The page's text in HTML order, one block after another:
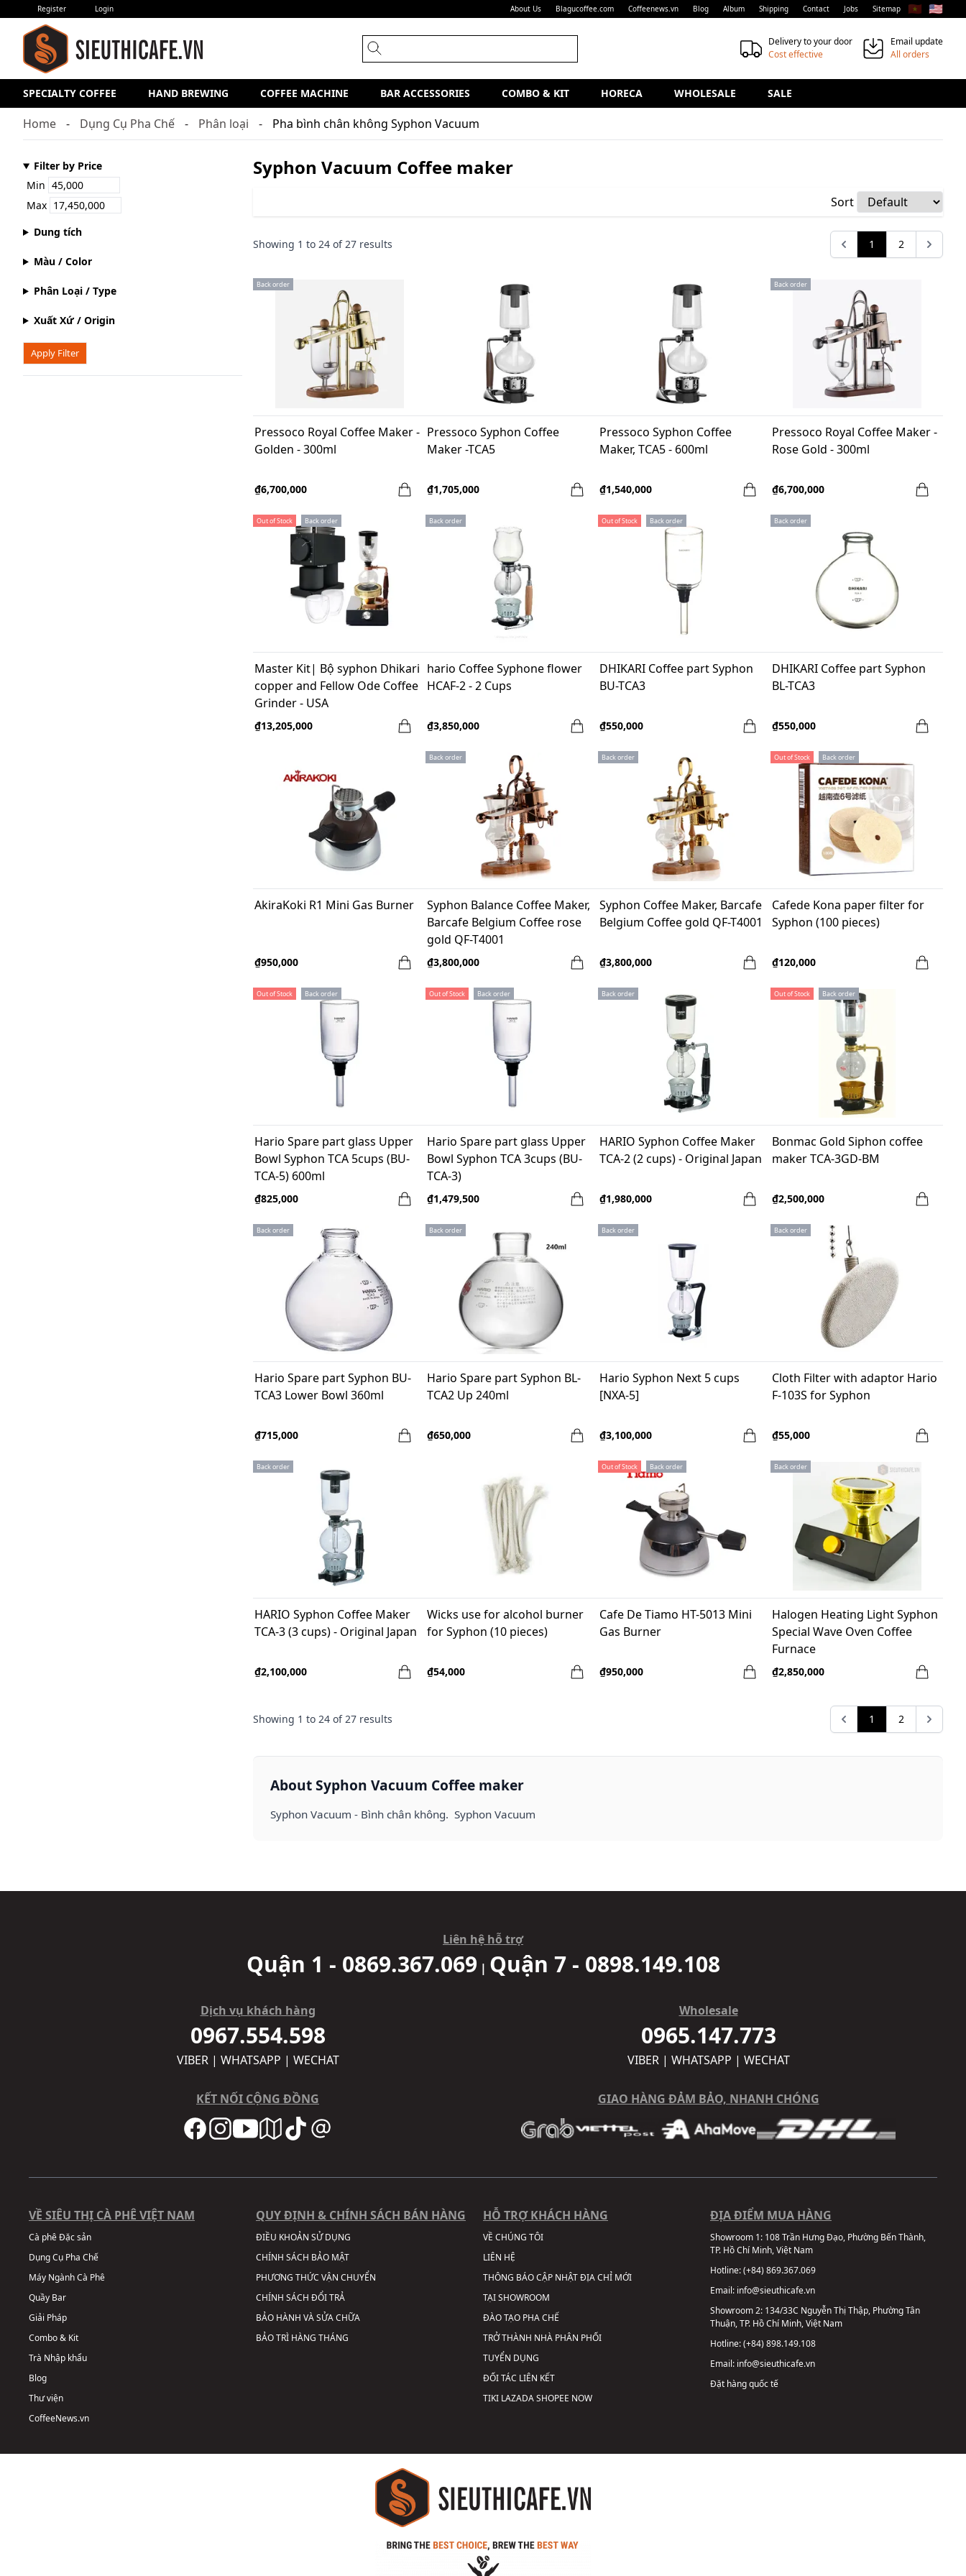
Register Login About Us Blagucoffee.com Coffeenews.vn Blog Album Shipping Contact Jobs Sitemap 🇻🇳 🇺🇸
Delivery to your door
Cost effective
Email update
All orders
SPECIALTY COFFEE HAND BREWING COFFEE MACHINE BAR ACCESSORIES COMBO & KIT HORECA WHOLESALE SALE
Home Dụng Cụ Pha Chế Phân loại Pha bình chân không Syphon Vacuum
Filter by Price
Min
Max
Dung tích
Màu / Color
Phân Loại / Type
Xuất Xứ / Origin
Apply Filter
Syphon Vacuum Coffee maker
Sort
Showing 1 to 24 of27 results 1 2
Back order
Pressoco Royal Coffee Maker -
Golden - 300ml
₫6,700,000
Pressoco Syphon Coffee
Maker -TCA5
₫1,705,000
Pressoco Syphon Coffee
Maker, TCA5 - 600ml
₫1,540,000
Back order
Pressoco Royal Coffee Maker -
Rose Gold - 300ml
₫6,700,000
Out of Stock Back order
Master Kit| Bộ syphon Dhikari
copper and Fellow Ode Coffee
Grinder - USA
₫13,205,000
Back order
hario Coffee Syphone flower
HCAF-2 - 2 Cups
₫3,850,000
Out of Stock Back order
DHIKARI Coffee part Syphon
BU-TCA3
₫550,000
Back order
DHIKARI Coffee part Syphon
BL-TCA3
₫550,000
AkiraKoki R1 Mini Gas Burner
₫950,000
Back order
Syphon Balance Coffee Maker,
Barcafe Belgium Coffee rose
gold QF-T4001
₫3,800,000
Back order
Syphon Coffee Maker, Barcafe
Belgium Coffee gold QF-T4001
₫3,800,000
Out of Stock Back order
Cafede Kona paper filter for
Syphon (100 pieces)
₫120,000
Out of Stock Back order
Hario Spare part glass Upper
Bowl Syphon TCA 5cups (BU-
TCA-5) 600ml
₫825,000
Out of Stock Back order
Hario Spare part glass Upper
Bowl Syphon TCA 3cups (BU-
TCA-3)
₫1,479,500
Back order
HARIO Syphon Coffee Maker
TCA-2 (2 cups) - Original Japan
₫1,980,000
Out of Stock Back order
Bonmac Gold Siphon coffee
maker TCA-3GD-BM
₫2,500,000
Back order
Hario Spare part Syphon BU-
TCA3 Lower Bowl 360ml
₫715,000
Back order
Hario Spare part Syphon BL-
TCA2 Up 240ml
₫650,000
Back order
Hario Syphon Next 5 cups
[NXA-5]
₫3,100,000
Back order
Cloth Filter with adaptor Hario
F-103S for Syphon
₫55,000
Back order
HARIO Syphon Coffee Maker
TCA-3 (3 cups) - Original Japan
₫2,100,000
Wicks use for alcohol burner
for Syphon (10 pieces)
₫54,000
Out of Stock Back order
Cafe De Tiamo HT-5013 Mini
Gas Burner
₫950,000
Back order
Halogen Heating Light Syphon
Special Wave Oven Coffee
Furnace
₫2,850,000
Showing 1 to 24 of27 results 1 2
About Syphon Vacuum Coffee maker
Syphon Vacuum - Bình chân không. Syphon Vacuum
Liên hệ hỗ trợ
Quận 1 - 0869.367.069 | Quận 7 - 0898.149.108
Dịch vụ khách hàng
0967.554.598
VIBER | WHATSAPP | WECHAT
Wholesale
0965.147.773
VIBER | WHATSAPP | WECHAT
KẾT NỐI CỘNG ĐỒNG GIAO HÀNG ĐẢM BẢO, NHANH CHÓNG
VỀ SIÊU THỊ CÀ PHÊ VIỆT NAM
Cà phê Đặc sản
Dụng Cụ Pha Chế
Máy Ngành Cà Phê
Quầy Bar
Giải Pháp
Combo & Kit
Trà Nhập khẩu
Blog
Thư viện
CoffeeNews.vn
QUY ĐỊNH & CHÍNH SÁCH BÁN HÀNG
ĐIỀU KHOẢN SỬ DỤNG
CHÍNH SÁCH BẢO MẬT
PHƯƠNG THỨC VẬN CHUYỂN
CHÍNH SÁCH ĐỔI TRẢ
BẢO HÀNH VÀ SỬA CHỮA
BẢO TRÌ HÀNG THÁNG
HỖ TRỢ KHÁCH HÀNG
VỀ CHÚNG TÔI
LIÊN HỆ
THÔNG BÁO CẬP NHẬT ĐỊA CHỈ MỚI
TẠI SHOWROOM
ĐÀO TẠO PHA CHẾ
TRỞ THÀNH NHÀ PHÂN PHỐI
TUYỂN DỤNG
ĐỐI TÁC LIÊN KẾT
TIKI LAZADASHOPEE NOW
ĐỊA ĐIỂM MUA HÀNG
Showroom 1: 108 Trần Hưng Đạo, Phường Bến Thành,
TP. Hồ Chí Minh, Việt Nam
Hotline:(+84) 869.367.069
Email: info@sieuthicafe.vn
Showroom 2: 134/33C Nguyễn Thị Thập, Phường Tân
Thuận, TP. Hồ Chí Minh, Việt Nam
Hotline:(+84) 898.149.108
Email: info@sieuthicafe.vn
Đặt hàng quốc tế